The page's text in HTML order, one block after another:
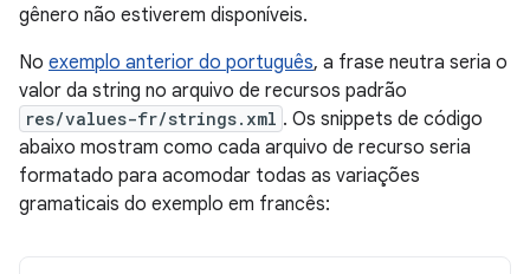
gênero não estiverem disponíveis.
No exemplo anterior do português, a frase neutra seria o
valor da string no arquivo de recursos padrão
res/values-fr/strings.xml . Os snippets de código
abaixo mostram como cada arquivo de recurso seria
formatado para acomodar todas as variações
gramaticais do exemplo em francês: